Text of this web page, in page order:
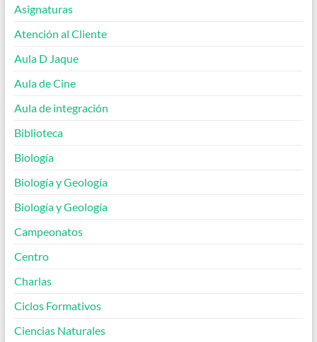
Asignaturas
Atención al Cliente
Aula D Jaque
Aula de Cine
Aula de integración
Biblioteca
Biología
Biología y Geología
Biología y Geología
Campeonatos
Centro
Charlas
Ciclos Formativos
Ciencias Naturales